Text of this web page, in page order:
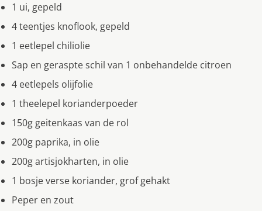
1 ui, gepeld
4 teentjes knoflook, gepeld
1 eetlepel chiliolie
Sap en geraspte schil van 1 onbehandelde citroen
4 eetlepels olijfolie
1 theelepel korianderpoeder
150g geitenkaas van de rol
200g paprika, in olie
200g artisjokharten, in olie
1 bosje verse koriander, grof gehakt
Peper en zout